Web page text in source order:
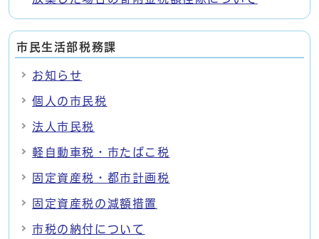
市民生活部税務課
お知らせ
個人の市民税
法人市民税
軽自動車税・市たばこ税
固定資産税・都市計画税
固定資産税の減額措置
市税の納付について